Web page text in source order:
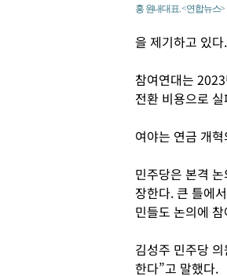
홍 원내대표. <연합뉴스>
을 제기하고 있다.
참여연대는
전환 비용으로
여야는 연금 개
민주당은 본격
장한다. 큰 틀에
민들도 논의에
김성주 민주당
한다”고 말했다.